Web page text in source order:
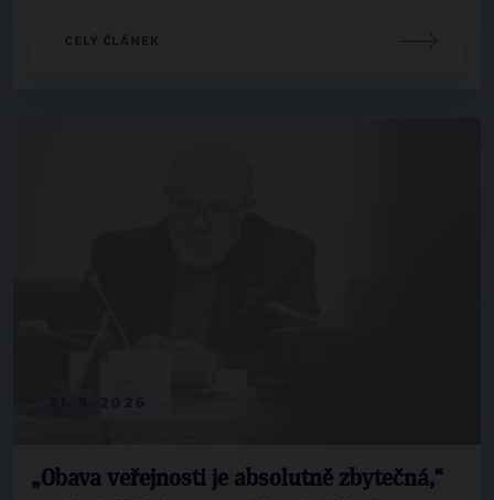
CELÝ ČLÁNEK
„Obava veřejnosti je absolutně zbytečná,“